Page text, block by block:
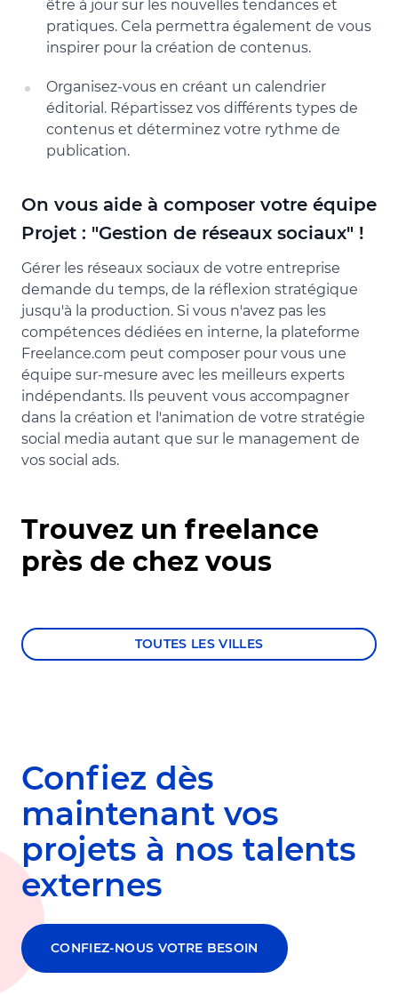
être à jour sur les nouvelles tendances et
pratiques. Cela permettra également de vous
inspirer pour la création de contenus.
Organisez-vous en créant un calendrier
éditorial. Répartissez vos différents types de
contenus et déterminez votre rythme de
publication.
On vous aide à composer votre équipe
Projet : "Gestion de réseaux sociaux" !
Gérer les réseaux sociaux de votre entreprise
demande du temps, de la réflexion stratégique
jusqu'à la production. Si vous n'avez pas les
compétences dédiées en interne, la plateforme
Freelance.com peut composer pour vous une
équipe sur-mesure avec les meilleurs experts
indépendants. Ils peuvent vous accompagner
dans la création et l'animation de votre stratégie
social media autant que sur le management de
vos social ads.
Trouvez un freelance
près de chez vous
TOUTES LES VILLES
Confiez dès
maintenant vos
projets à nos talents
externes
CONFIEZ-NOUS VOTRE BESOIN